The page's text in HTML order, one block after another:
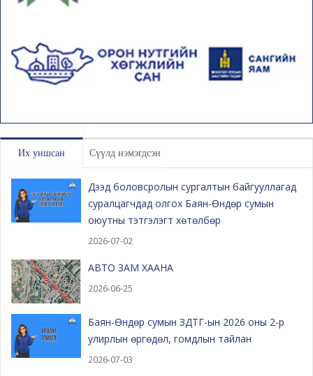
Их уншсан Сүүлд нэмэгдсэн
Дээд боловсролын сургалтын байгууллагад
суралцагчдад олгох Баян-Өндөр сумын
оюутны тэтгэлэгт хөтөлбөр
2026-07-02
АВТО ЗАМ ХААНА
2026-06-25
Баян-Өндөр сумын ЗДТГ-ын 2026 оны 2-р
улирлын өргөдөл, гомдлын тайлан
2026-07-03